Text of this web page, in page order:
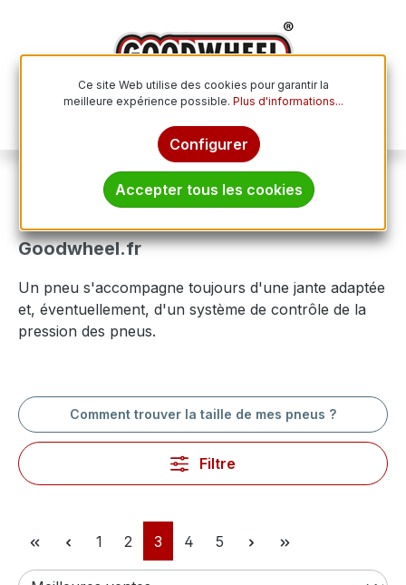
Achetez vos jantes en ligne chez
Goodwheel.fr
Un pneu s'accompagne toujours d'une jante adaptée
et, éventuellement, d'un système de contrôle de la
pression des pneus.
Comment trouver la taille de mes pneus ?
Filtre
Page
1 Page
2 Page
3 Page
4 Page
5
Ce site Web utilise des cookies pour garantir la
meilleure expérience possible. Plus d'informations...
Configurer
Accepter tous les cookies